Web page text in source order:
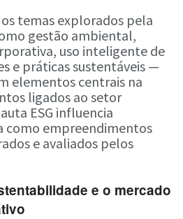
temas explorados pela
gestão ambiental,
uso inteligente de
e práticas sustentáveis —
elementos centrais na
ligados ao setor
ESG influencia
como empreendimentos
e avaliados pelos
e o mercado